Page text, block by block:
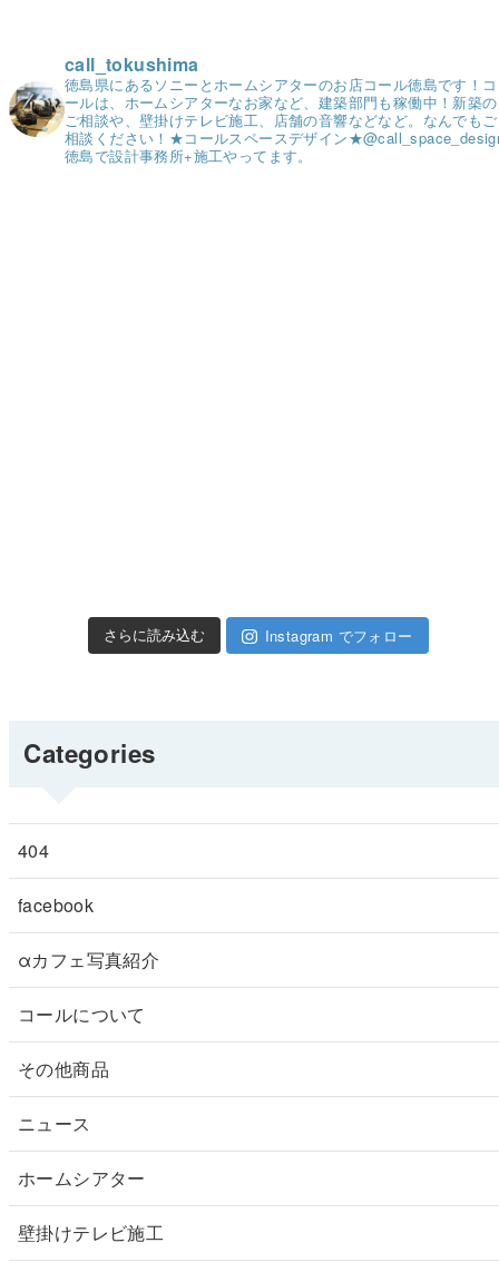
call_tokushima
徳島県にあるソニーとホームシアターのお店コール徳島です！ コ
ールは、ホームシアターなお家など、建築部門も稼働中！ 新築の
ご相談や、壁掛けテレビ施工、店舗の音響などなど。 なんでもご
相談ください！ ★コールスペースデザイン★
徳島で設計事務所+施工やってます。
さらに読み込む Instagram でフォロー
Categories
404
facebook
αカフェ写真紹介
コールについて
その他商品
ニュース
ホームシアター
壁掛けテレビ施工